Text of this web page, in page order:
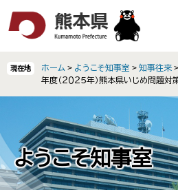
本
文
へ
現在地 ホーム > ようこそ知事室 > 知事往来 >
年度（２０２５年）熊本県いじめ問題
ようこそ知事室